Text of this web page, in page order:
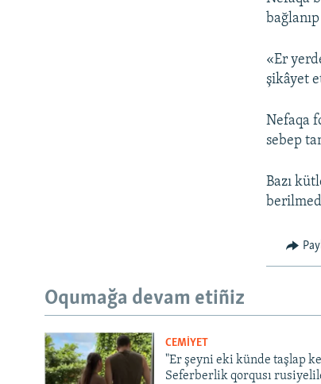
«Er
şikâyet
Nefaqa
sebep
Bazı
Oqumağa devam etiñiz
CEMİYET
"Er şeyni eki künde taşlap
Seferberlik qorqusı